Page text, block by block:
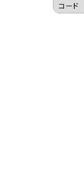
コード